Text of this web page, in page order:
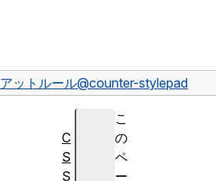
アットルール@counter-stylepad
こ
の
ペ
ー
C
S
S